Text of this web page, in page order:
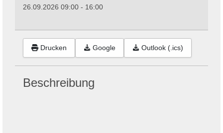
26.09.2026 09:00 - 16:00
Drucken Google Outlook (.ics)
Beschreibung